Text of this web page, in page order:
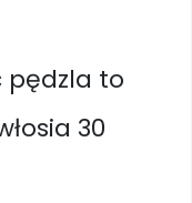
pędzla to
30